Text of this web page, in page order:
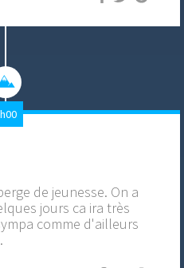
de jeunesse. On a
jours ca ira très
comme d'ailleurs